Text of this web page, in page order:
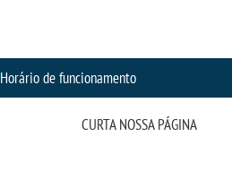
Horário de funcionamento
CURTA NOSSA PÁGINA